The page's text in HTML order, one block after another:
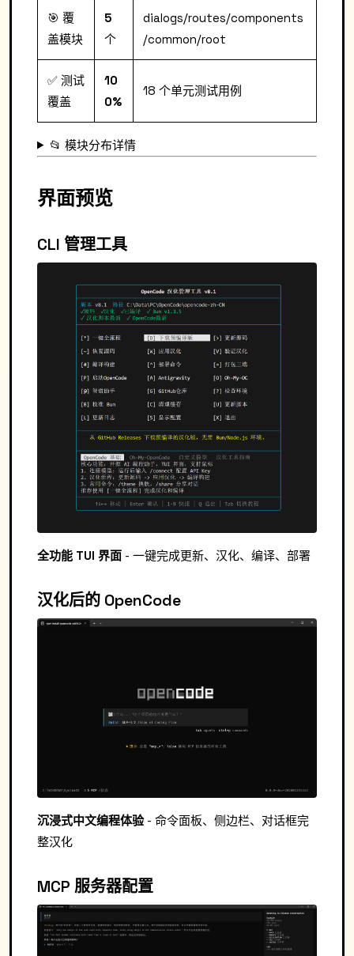
🎯 覆
盖模块
5
个
dialogs/routes/components
/common/root
✅ 测试
覆盖
10
0%
18 个单元测试用例
📂 模块分布详情
界面预览
CLI 管理工具
全功能 TUI 界面 - 一键完成更新、汉化、编译、部署
汉化后的 OpenCode
沉浸式中文编程体验- 命令面板、侧边栏、对话框完
整汉化
MCP 服务器配置